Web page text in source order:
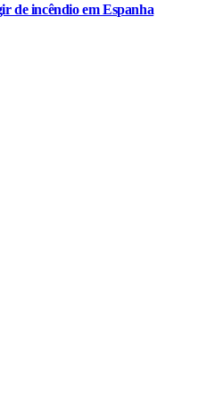
de incêndio em Espanha